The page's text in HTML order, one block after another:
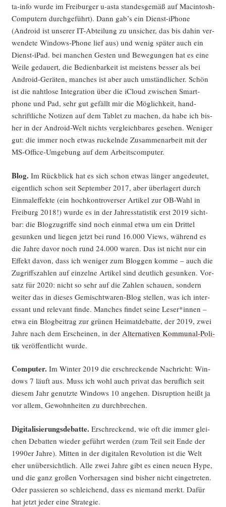
ta-info wur­de im Frei­bur­ger u‑asta stan­des­ge­mäß auf Mac­in­tosh-
Com­pu­tern durch­ge­führt). Dann gab’s ein Dienst-iPho­ne
(Android ist unse­rer IT-Abtei­lung zu unsi­cher, das bis dahin ver­
wen­de­te Win­dows-Pho­ne lief aus) und wenig spä­ter auch ein
Dienst-iPad. bei man­chen Ges­ten und Bewe­gun­gen hat es eine
Wei­le gedau­ert, die Bedien­bar­keit ist meis­tens bes­ser als bei
Android-Gerä­ten, man­ches ist aber auch umständ­li­cher. Schön
ist die naht­lo­se Inte­gra­ti­on über die iCloud zwi­schen Smart­
phone und Pad, sehr gut gefällt mir die Mög­lich­keit, hand­
schrift­li­che Noti­zen auf dem Tablet zu machen, da habe ich bis­
her in der Android-Welt nichts ver­gleich­ba­res gese­hen. Weni­ger
gut: die immer noch etwas ruckeln­de Zusam­men­ar­beit mit der
MS-Office-Umge­bung auf dem Arbeitscomputer.
Blog. Im Rück­blick hat es sich schon etwas län­ger ange­deu­tet,
eigent­lich schon seit Sep­tem­ber 2017, aber über­la­gert durch
Ein­mal­ef­fek­te (ein hoch­kon­tro­ver­ser Arti­kel zur OB-Wahl in
Frei­burg 2018!) wur­de es in der Jah­res­sta­tis­tik erst 2019 sicht­
bar: die Blog­zu­grif­fe sind noch ein­mal etwa um ein Drit­tel
gesun­ken und lie­gen jetzt bei rund 16.000 Views, wäh­rend es
die Jah­re davor noch rund 24.000 waren. Das ist nicht nur ein
Effekt davon, dass ich weni­ger zum Blog­gen kom­me – auch die
Zugriffs­zah­len auf ein­zel­ne Arti­kel sind deut­lich gesun­ken. Vor­
satz für 2020: nicht so sehr auf die Zah­len schau­en, son­dern
wei­ter das in die­ses Gemischt­wa­ren-Blog stel­len, was ich inter­
es­sant und rele­vant fin­de. Man­ches fin­det sei­ne Leser*innen –
etwa ein Blog­bei­trag zur grü­nen Hei­mat­de­bat­te, der 2019, zwei
Jah­re nach dem Erschei­nen, in der Alter­na­ti­ven Kom­mu­nal-Poli­
tik ver­öf­fent­licht wurde.
Com­pu­ter. Im Win­ter 2019 die erschre­cken­de Nach­richt: Win­
dows 7 läuft aus. Muss ich wohl auch pri­vat das beruf­lich seit
die­sem Jahr genutz­te Win­dows 10 ange­hen. Dis­rup­ti­on heißt ja
vor allem, Gewohn­hei­ten zu durchbrechen.
Digi­ta­li­sie­rungs­de­bat­te. Erschre­ckend, wie oft die immer glei­
chen Debat­ten wie­der geführt wer­den (zum Teil seit Ende der
1990er Jah­re). Mit­ten in der digi­ta­len Revo­lu­ti­on ist die Welt
eher unüber­sicht­lich. Alle zwei Jah­re gibt es einen neu­en Hype,
und die ganz gro­ßen Vor­her­sa­gen sind bis­her nicht ein­ge­tre­ten.
Oder pas­sie­ren so schlei­chend, dass es nie­mand merkt. Dafür
hat jetzt jeder eine Strategie.